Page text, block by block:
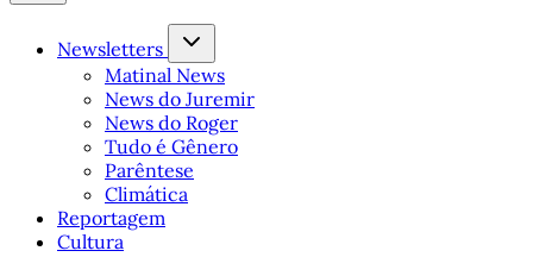
Newsletters
Matinal News
News do Juremir
News do Roger
Tudo é Gênero
Parêntese
Climática
Reportagem
Cultura